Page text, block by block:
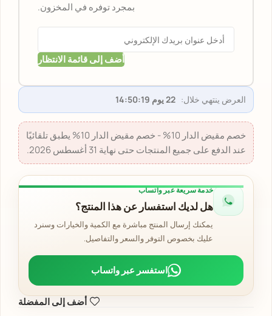
بمجرد توفره في المخزون.
أضف إلى قائمة الانتظار
العرض ينتهي خلال: 22 يوم 14:50:18
خصم مقيض الدار 10% - خصم مقيض الدار 10% يطبق تلقائيًا
عند الدفع على جميع المنتجات حتى نهاية 31 أغسطس 2026.
خدمة سريعة عبر واتساب
هل لديك استفسار عن هذا المنتج؟
يمكنك إرسال المنتج مباشرة مع الكمية والخيارات وسنرد
عليك بخصوص التوفر والسعر والتفاصيل.
استفسر عبر واتساب
أضف إلى المفضلة